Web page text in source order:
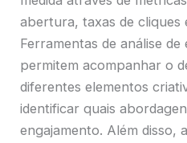
abertura, taxas de cliques
Ferramentas de análise
permitem acompanhar o
diferentes elementos
identificar quais
engajamento. Além disso,